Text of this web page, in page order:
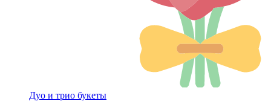
Дуо и трио букеты